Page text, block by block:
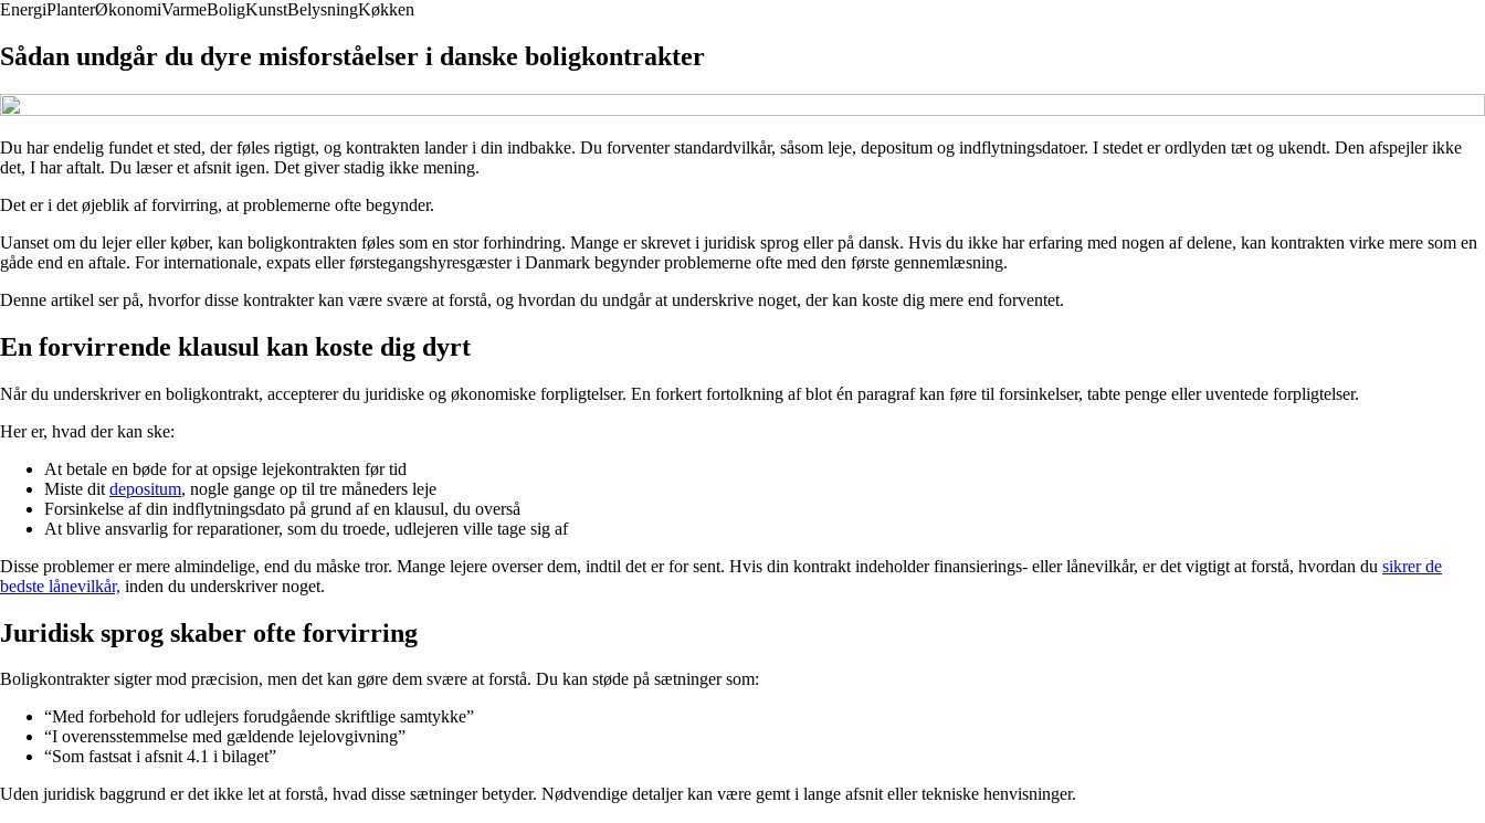
EnergiPlanterØkonomiVarmeBoligKunstBelysningKøkken
Sådan undgår du dyre misforståelser i danske boligkontrakter
Du har endelig fundet et sted, der føles rigtigt, og kontrakten lander i din indbakke. Du forventer standardvilkår, såsom leje, depositum og indflytningsdatoer. I stedet er ordlyden tæt og ukendt. Den afspejler ikke
det, I har aftalt. Du læser et afsnit igen. Det giver stadig ikke mening.
Det er i det øjeblik af forvirring, at problemerne ofte begynder.
Uanset om du lejer eller køber, kan boligkontrakten føles som en stor forhindring. Mange er skrevet i juridisk sprog eller på dansk. Hvis du ikke har erfaring med nogen af delene, kan kontrakten virke mere som en
gåde end en aftale. For internationale, expats eller førstegangshyresgæster i Danmark begynder problemerne ofte med den første gennemlæsning.
Denne artikel ser på, hvorfor disse kontrakter kan være svære at forstå, og hvordan du undgår at underskrive noget, der kan koste dig mere end forventet.
En forvirrende klausul kan koste dig dyrt
Når du underskriver en boligkontrakt, accepterer du juridiske og økonomiske forpligtelser. En forkert fortolkning af blot én paragraf kan føre til forsinkelser, tabte penge eller uventede forpligtelser.
Her er, hvad der kan ske:
At betale en bøde for at opsige lejekontrakten før tid
Miste dit depositum, nogle gange op til tre måneders leje
Forsinkelse af din indflytningsdato på grund af en klausul, du overså
At blive ansvarlig for reparationer, som du troede, udlejeren ville tage sig af
Disse problemer er mere almindelige, end du måske tror. Mange lejere overser dem, indtil det er for sent. Hvis din kontrakt indeholder finansierings- eller lånevilkår, er det vigtigt at forstå, hvordan du sikrer de
bedste lånevilkår, inden du underskriver noget.
Juridisk sprog skaber ofte forvirring
Boligkontrakter sigter mod præcision, men det kan gøre dem svære at forstå. Du kan støde på sætninger som:
“Med forbehold for udlejers forudgående skriftlige samtykke”
“I overensstemmelse med gældende lejelovgivning”
“Som fastsat i afsnit 4.1 i bilaget”
Uden juridisk baggrund er det ikke let at forstå, hvad disse sætninger betyder. Nødvendige detaljer kan være gemt i lange afsnit eller tekniske henvisninger.